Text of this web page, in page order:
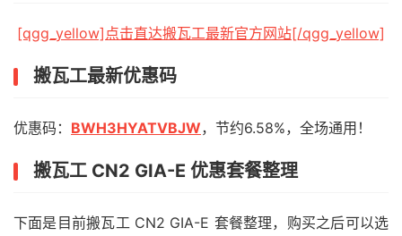
[qgg_yellow]点击直达搬瓦工最新官方网站[/qgg_yellow]
搬瓦工最新优惠码
优惠码： BWH3HYATVBJW，节约6.58%，全场通用！
搬瓦工 CN2 GIA-E 优惠套餐整理
下面是目前搬瓦工 CN2 GIA-E 套餐整理，购买之后可以选